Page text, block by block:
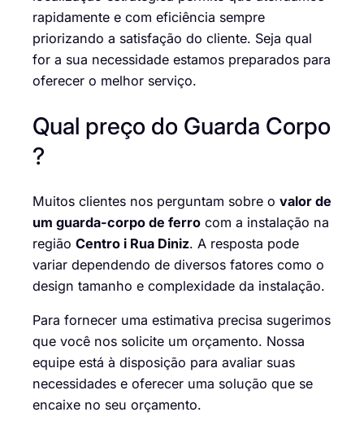
rapidamente e com eficiência sempre
priorizando a satisfação do cliente. Seja qual
for a sua necessidade estamos preparados para
oferecer o melhor serviço.
Qual preço do Guarda Corpo
?
Muitos clientes nos perguntam sobre o valor de
um guarda-corpo de ferro com a instalação na
região Centro i Rua Diniz. A resposta pode
variar dependendo de diversos fatores como o
design tamanho e complexidade da instalação.
Para fornecer uma estimativa precisa sugerimos
que você nos solicite um orçamento. Nossa
equipe está à disposição para avaliar suas
necessidades e oferecer uma solução que se
encaixe no seu orçamento.